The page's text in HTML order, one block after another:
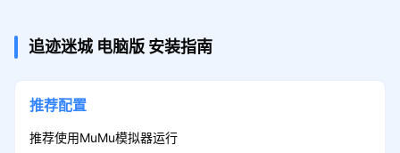
追迹迷城 电脑版 安装指南
推荐配置
推荐使用MuMu模拟器运行